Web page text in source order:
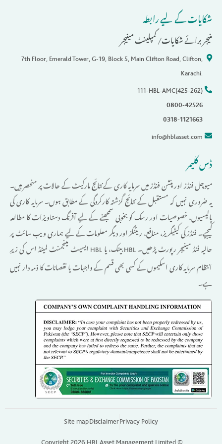
شکایات کے لیے رابطہ
منیجر برائے شکایات/ کمپلینٹ مینیجر
7th Floor, Emerald Tower, G-19, Block 5, Main Clifton Road, Clifton,
Karachi.
111-HBL-AMC(425-262)
0800-42526
0318-1121663
info@hblasset.com
ڈس کلیمر
میوچل فنڈز اور پنشن فنڈز میں سرمایہ کاری کے نتائج مارکیٹ کے حالات پر منحصر ہیں۔
یہ ضروری نہیں کہ مستقبل کے نتائج گزشتہ کارکردگی کے مطابق ہوں۔ سرمایہ کاری کی
پالیسیوں، خصوصیات اور رسک کو بخوبی سمجھنے کے لیے آفرنگ دستاویزات کا مطالعہ
کیجیے۔ فنڈز کی کیٹیگریز، منافع، ریٹنگز اور دیگر معلومات کے لیے ہماری ویب سائٹ پر
حالیہ فنڈ مینیجر رپورٹ پڑھیں۔ HBLبینک، یا HBL ایسیٹ مینجمنٹ لمیٹڈ اس کی زیرِ
انتظام سرمایہ کاری اسکیموں کے کسی بھی قسم کے واجبات یا نقصانات کا ذمہ دار نہیں
ہے۔
Privacy Policy
Disclaimer
Site map
© Copyright 2026 HBL Asset Management Limited.